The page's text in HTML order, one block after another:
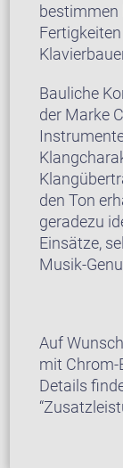
bestimmen
Bauliche
der Marke
den Ton
geradezu
Einsätze,
Musik-
Auf
mit Chrom-
Details